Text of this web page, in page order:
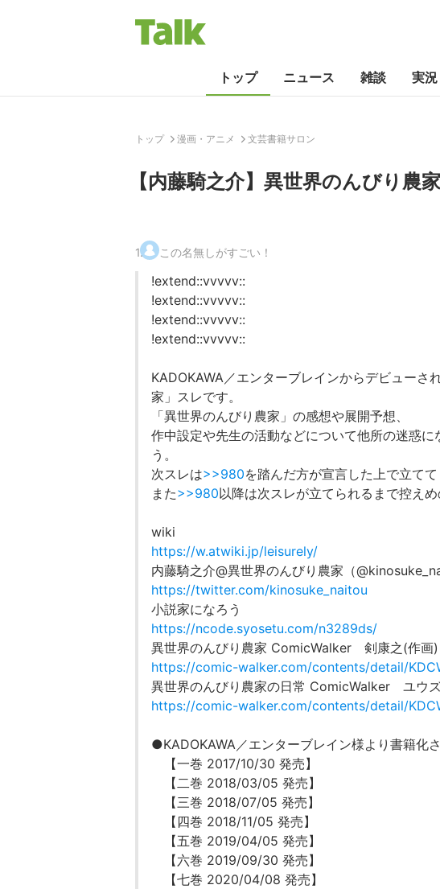
トップ ニュース 雑談 実況
トップ 漫画・アニメ 文芸書籍サロン
【内藤騎之介】異世界のんびり農
1. この名無しがすごい！
!extend::vvvvv::
!extend::vvvvv::
!extend::vvvvv::
!extend::vvvvv::
KADOKAWA／エンターブレインからデビューさ
家」スレです。
「異世界のんびり農家」の感想や展開予想、
作中設定や先生の活動などについて他所の迷惑
う。
次スレは>>980を踏んだ方が宣言した上で立てて
また>>980以降は次スレが立てられるまで控えめ
wiki
https://w.atwiki.jp/leisurely/
内藤騎之介@異世界のんびり農家（
https://twitter.com/kinosuke_naitou
小説家になろう
https://ncode.syosetu.com/n3289ds/
異世界のんびり農家 ComicWalker 剣康之(作画)
https://comic-walker.com/contents/detail/
異世界のんびり農家の日常 ComicWalker ユウ
https://comic-walker.com/contents/detail/
●KADOKAWA／エンターブレイン様より書籍化さ
【一巻 2017/10/30 発売】
【二巻 2018/03/05 発売】
【三巻 2018/07/05 発売】
【四巻 2018/11/05 発売】
【五巻 2019/04/05 発売】
【六巻 2019/09/30 発売】
【七巻 2020/04/08 発売】